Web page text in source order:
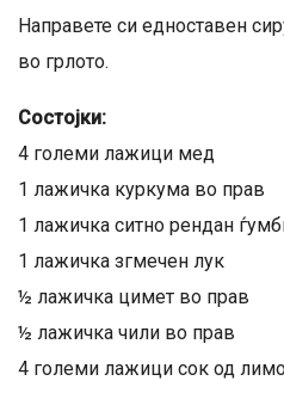
Направете си едноставен
во грлото.
Состојки:
4 големи лажици мед
1 лажичка куркума во прав
1 лажичка ситно рендан
1 лажичка згмечен лук
½ лажичка цимет во прав
½ лажичка чили во прав
4 големи лажици сок од